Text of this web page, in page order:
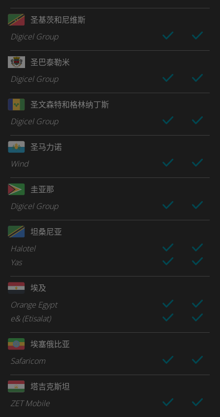
圣基茨和尼维斯
Digicel Group
圣巴泰勒米
Digicel Group
圣文森特和格林纳丁斯
Digicel Group
圣马力诺
Wind
圭亚那
Digicel Group
坦桑尼亚
Halotel
Yas
埃及
Orange Egypt
e& (Etisalat)
埃塞俄比亚
Safaricom
塔吉克斯坦
ZET Mobile